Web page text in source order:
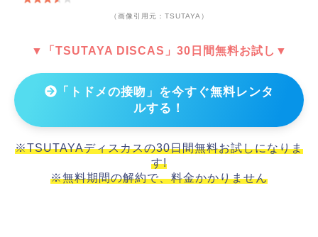
（画像引用元：TSUTAYA）
▼「TSUTAYA DISCAS」30日間無料お試し▼
「トドメの接吻」を今すぐ無料レンタ
ルする！
※TSUTAYAディスカスの30日間無料お試しになりま
す!
※無料期間の解約で、料金かかりません